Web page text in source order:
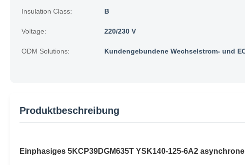
Insulation Class: B
Voltage: 220/230 V
ODM Solutions: Kundengebundene Wechselstrom- und
Produktbeschreibung
Einphasiges 5KCP39DGM635T YSK140-125-6A2